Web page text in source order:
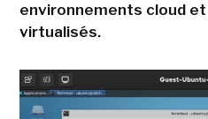
environnements cloud
virtualisés.